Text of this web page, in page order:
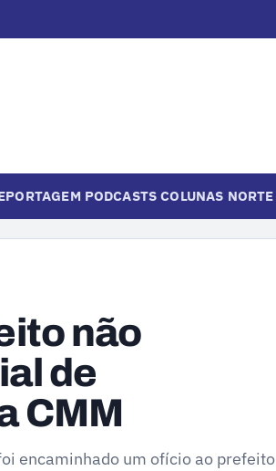
PODCASTS COLUNAS NORTE
não
de
CMM
encaminhado um ofício ao prefeito